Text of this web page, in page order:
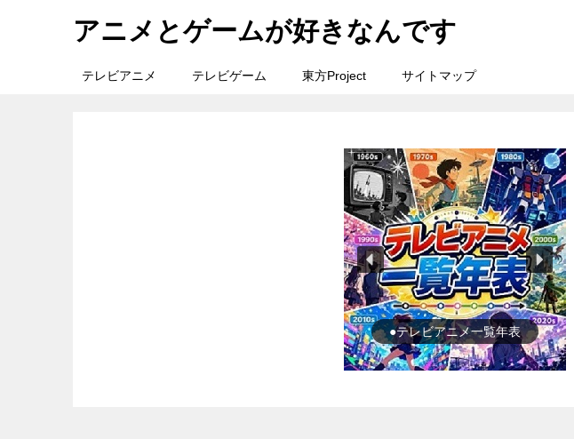
アニメとゲームが好きなんです
テレビアニメ テレビゲーム 東方Project サイトマップ
●ゲーム一覧年表